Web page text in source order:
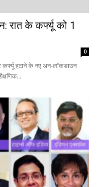
रात के कर्फ्यू को 1
0
कर्फ्यू हटाने के नए अन-लॉकडाउन